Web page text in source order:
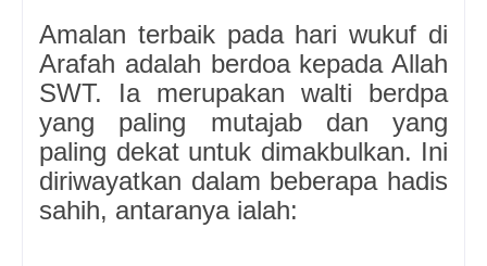
Amalan terbaik pada hari wukuf di
Arafah adalah berdoa kepada Allah
SWT. Ia merupakan walti berdpa
yang paling mutajab dan yang
paling dekat untuk dimakbulkan. Ini
diriwayatkan dalam beberapa hadis
sahih, antaranya ialah: